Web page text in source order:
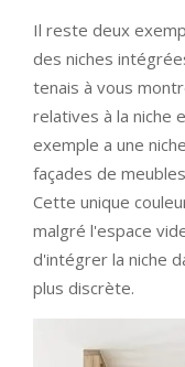
Il reste deux
des niches
tenais à vous
relatives à la niche
exemple a une
façades de
Cette unique
malgré l'espace
d'intégrer la niche
plus discrète.